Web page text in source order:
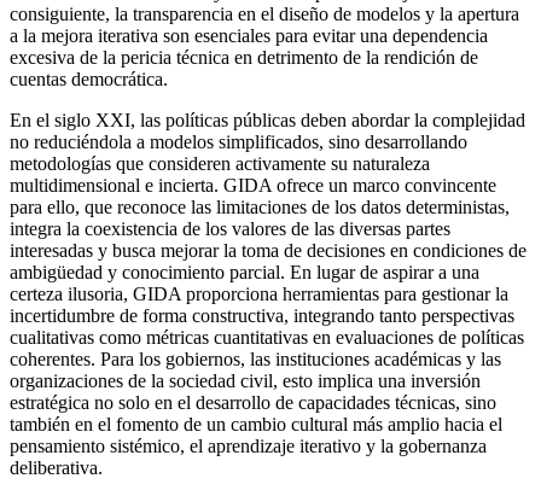
consiguiente, la transparencia en el diseño de modelos y la apertura
a la mejora iterativa son esenciales para evitar una dependencia
excesiva de la pericia técnica en detrimento de la rendición de
cuentas democrática.
En el siglo XXI, las políticas públicas deben abordar la complejidad
no reduciéndola a modelos simplificados, sino desarrollando
metodologías que consideren activamente su naturaleza
multidimensional e incierta. GIDA ofrece un marco convincente
para ello, que reconoce las limitaciones de los datos deterministas,
integra la coexistencia de los valores de las diversas partes
interesadas y busca mejorar la toma de decisiones en condiciones de
ambigüedad y conocimiento parcial. En lugar de aspirar a una
certeza ilusoria, GIDA proporciona herramientas para gestionar la
incertidumbre de forma constructiva, integrando tanto perspectivas
cualitativas como métricas cuantitativas en evaluaciones de políticas
coherentes. Para los gobiernos, las instituciones académicas y las
organizaciones de la sociedad civil, esto implica una inversión
estratégica no solo en el desarrollo de capacidades técnicas, sino
también en el fomento de un cambio cultural más amplio hacia el
pensamiento sistémico, el aprendizaje iterativo y la gobernanza
deliberativa.